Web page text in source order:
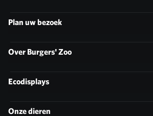
Plan uw bezoek
Over Burgers' Zoo
Ecodisplays
Onze dieren